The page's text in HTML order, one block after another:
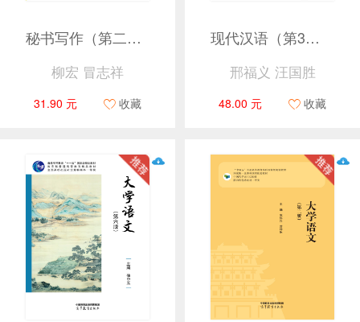
秘书写作（第二版）
柳宏 冒志祥
31.90 元 收藏
现代汉语（第3版）
邢福义 汪国胜
48.00 元 收藏